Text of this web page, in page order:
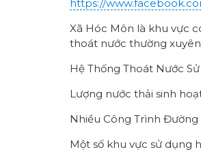
https://
Xã Hóc Môn là khu vực
thoát nước thường
Hệ Thống Thoát Nước
Lượng nước thải sinh
Nhiều Công Trình Đường
Một số khu vực sử dụng